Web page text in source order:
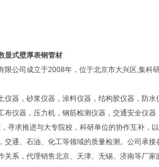
显式壁厚表钢管材
限公司成立于2008年，位于北京市大兴区,集科
仪器，砂浆仪器，涂料仪器，结构胶仪器，防
布仪器，压力机，钢筋检测仪器，交通安全仪
寻求推进与大专院校，科研单位的协作互补，
交通、石油、化工等领域的质量检测。公司承
关系，代理销售北京、天津、无锡、济南等厂家